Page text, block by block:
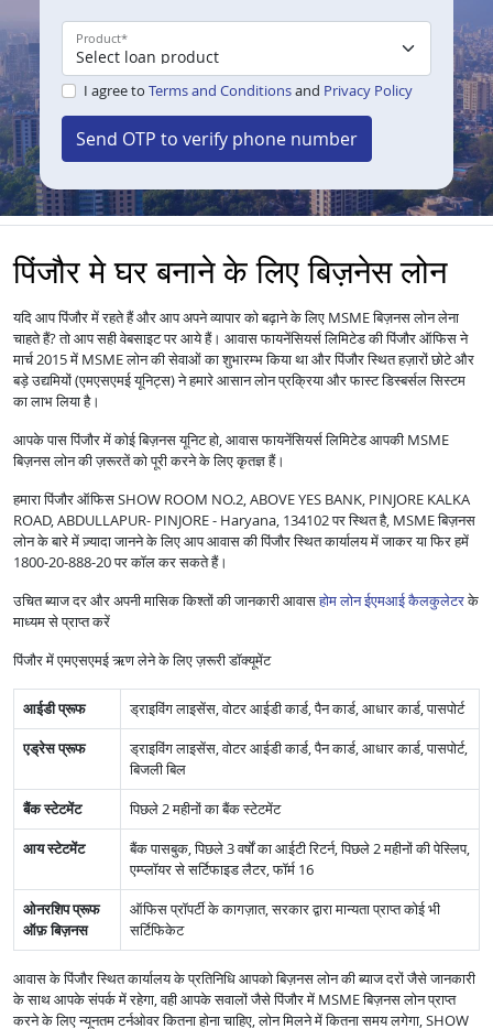
Product*
I agree to Terms and Conditionsand Privacy Policy
Send OTP to verify phone number
पिंजौर मे घर बनाने के लिए बिज़नेस लोन
यदि आप पिंजौर में रहते हैं और आप अपने व्यापार को बढ़ाने के लिए MSME बिज़नस लोन लेना
चाहते हैं? तो आप सही वेबसाइट पर आये हैं। आवास फायनेंसियर्स लिमिटेड की पिंजौर ऑफिस ने
मार्च 2015 में MSME लोन की सेवाओं का शुभारम्भ किया था और पिंजौर स्थित हज़ारों छोटे और
बड़े उद्यमियों (एमएसएमई यूनिट्स) ने हमारे आसान लोन प्रक्रिया और फास्ट डिस्बर्सल सिस्टम
का लाभ लिया है।
आपके पास पिंजौर में कोई बिज़नस यूनिट हो, आवास फायनेंसियर्स लिमिटेड आपकी MSME
बिज़नस लोन की ज़रूरतें को पूरी करने के लिए कृतज्ञ हैं।
हमारा पिंजौर ऑफिस SHOW ROOM NO.2, ABOVE YES BANK, PINJORE KALKA
ROAD, ABDULLAPUR- PINJORE - Haryana, 134102 पर स्थित है, MSME बिज़नस
लोन के बारे में ज़्यादा जानने के लिए आप आवास की पिंजौर स्थित कार्यालय में जाकर या फिर हमें
1800-20-888-20 पर कॉल कर सकते हैं।
उचित ब्याज दर और अपनी मासिक किश्तों की जानकारी आवासहोम लोन ईएमआई कैलकुलेटरके
माध्यम से प्राप्त करें
पिंजौर में एमएसएमई ऋण लेने के लिए ज़रूरी डॉक्यूमेंट
आईडी प्रूफ
ड्राइविंग लाइसेंस, वोटर आईडी कार्ड, पैन कार्ड, आधार कार्ड, पासपोर्ट
एड्रेस प्रूफ
ड्राइविंग लाइसेंस, वोटर आईडी कार्ड, पैन कार्ड, आधार कार्ड, पासपोर्ट,
बिजली बिल
बैंक स्टेटमेंट
पिछले 2 महीनों का बैंक स्टेटमेंट
आय स्टेटमेंट
बैंक पासबुक, पिछले 3 वर्षों का आईटी रिटर्न, पिछले 2 महीनों की पेस्लिप,
एम्प्लॉयर से सर्टिफाइड लैटर, फॉर्म 16
ओनरशिप प्रूफ
ऑफ़ बिज़नस
ऑफिस प्रॉपर्टी के कागज़ात, सरकार द्वारा मान्यता प्राप्त कोई भी
सर्टिफिकेट
आवास के पिंजौर स्थित कार्यालय के प्रतिनिधि आपको बिज़नस लोन की ब्याज दरों जैसे जानकारी
के साथ आपके संपर्क में रहेगा, वही आपके सवालों जैसे पिंजौर में MSME बिज़नस लोन प्राप्त
करने के लिए न्यूनतम टर्नओवर कितना होना चाहिए, लोन मिलने में कितना समय लगेगा, SHOW